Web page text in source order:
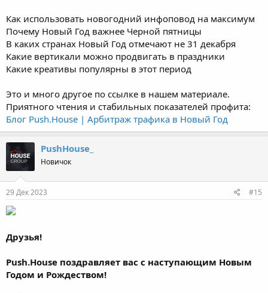
Как использовать новогодний инфоповод на максимум
Почему Новый Год важнее Черной пятницы
В каких странах Новый Год отмечают не 31 декабря
Какие вертикали можно продвигать в праздники
Какие креативы популярны в этот период
Это и много другое по ссылке в нашем материале.
Приятного чтения и стабильных показателей профита:
Блог Push.House | Арбитраж трафика в Новый Год
PushHouse_
Новичок
29 Дек 2023 #15
Друзья!
Push.House поздравляет вас с наступающим Новым
Годом и Рождеством!